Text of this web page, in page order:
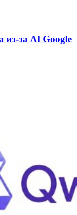
из-за AI Google